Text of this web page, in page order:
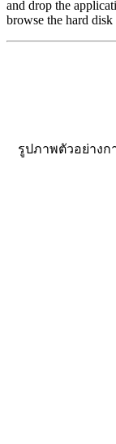
and drop the
browse the hard
รูปภาพตัวอย่างก